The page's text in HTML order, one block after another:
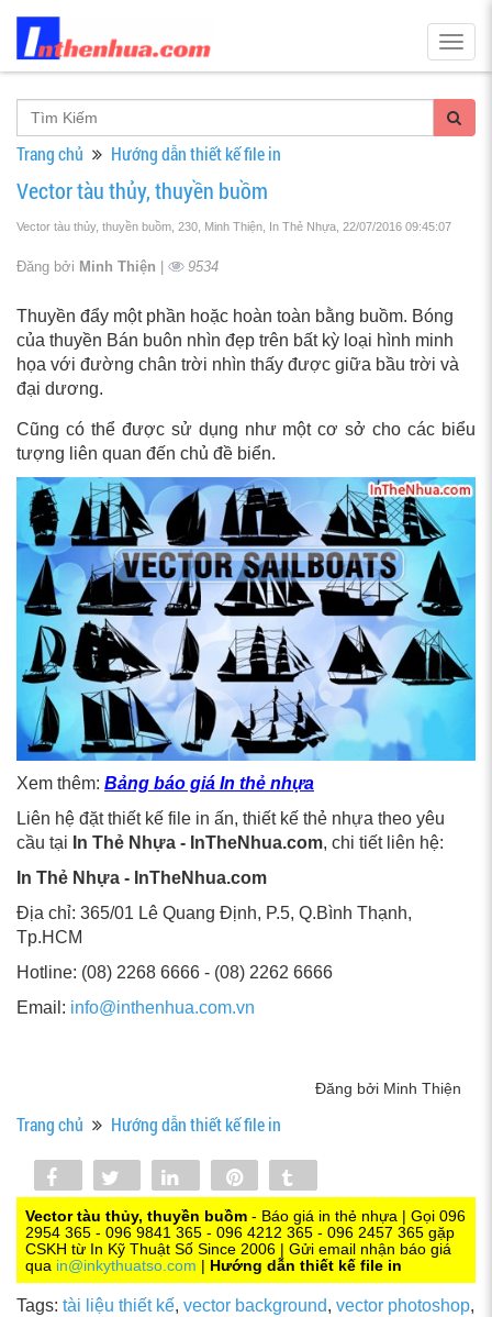
Trang chủ Hướng dẫn thiết kế file in
Vector tàu thủy, thuyền buồm
Vector tàu thủy, thuyền buồm, 230, Minh Thiện, In Thẻ Nhựa , 22/07/2016 09:45:07
Đăng bởi Minh Thiện | 9534
Thuyền đẩy một phần hoặc hoàn toàn bằng buồm. Bóng
của thuyền Bán buôn nhìn đẹp trên bất kỳ loại hình minh
họa với đường chân trời nhìn thấy được giữa bầu trời và
đại dương.
Cũng có thể được sử dụng như một cơ sở cho các biểu
tượng liên quan đến chủ đề biển.
Xem thêm: Bảng báo giá In thẻ nhựa
Liên hệ đặt thiết kế file in ấn, thiết kế thẻ nhựa theo yêu
cầu tại In Thẻ Nhựa - InTheNhua.com, chi tiết liên hệ:
In Thẻ Nhựa - InTheNhua.com
Địa chỉ: 365/01 Lê Quang Định, P.5, Q.Bình Thạnh,
Tp.HCM
Hotline: (08) 2268 6666 - (08) 2262 6666
Email: info@inthenhua.com.vn
Đăng bởi Minh Thiện
Trang chủ Hướng dẫn thiết kế file in
Share Tweet Share
0
Vector tàu thủy, thuyền buồm - Báo giá in thẻ nhựa | Gọi 096
2954 365 - 096 9841 365 - 096 4212 365 - 096 2457 365 gặp
CSKH từ In Kỹ Thuật Số Since 2006 | Gửi email nhận báo giá
qua in@inkythuatso.com | Hướng dẫn thiết kế file in
Tags: tài liệu thiết kế, vector background, vector photoshop,